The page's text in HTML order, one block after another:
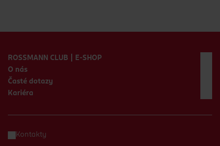
ROSSMANN CLUB | E-SHOP
O nás
Časté dotazy
Kariéra
Kontakty